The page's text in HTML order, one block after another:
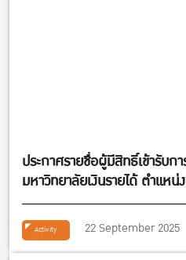
ประกาศรายชื่อผู้มีสิทธิ์เข้ารับ
มหาวิทยาลัยเงินรายได้ ตำแหน่
จำนวน 1 อัตรา สังกัดศูนย์กิจ
เศรษฐศาสตร์
Activity 22 September 2025